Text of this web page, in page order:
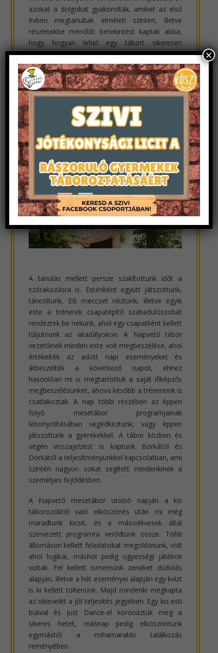
azokat a dolgokat gyakorolták, amiket az első
évben megtanultak elméleti szinten, illetve
részletekbe menőbb betekintést kaptak abba,
hogy hogyan lehet egy tábort sikeresen
megszervezni, kivitelezni. A gyakorlati feladatok
részeként fel kellett építeniük egy saját
programot, melyet pénteken meg is
valósítottak, valamint több programon is
hospitáltak, azaz megfigyelték a feladatokat, a
vezetők és a gyerekek közös munkáját, majd
erről értékelést készítettek, leírták saját
meglátásaikat és tanulságaikat.
A tanulás mellett persze szakítottunk időt a
szórakozásra is. Esténként együtt játszottunk,
táncoltunk, EB meccset néztünk, illetve egyik
este a trénerek csapatépítő szabadulószobát
rendeztek be nekünk, ahol egy csapatként kellett
túljutnunk az akadályokon. A Napvető tábor
vezetőinek minden este volt megbeszélése, ahol
értékelték az adott napi eseményeket és
átbeszélték a következő napot, ehhez
hasonlóan mi is megtartottuk a saját ifiképzős
megbeszélésünket, ahova később a trénereink is
csatlakoztak. A nap többi részében az éppen
folyó mesetábor programjainak
lebonyolításában segédkeztünk, vagy éppen
játszottunk a gyerekekkel. A tábor közben és
végén visszajelzést is kaptunk Borkától és
Dorkától a teljesítményünkkel kapcsolatban, ami
szintén nagyon sokat segített mindenkinek a
személyes fejlődésben.
A Napvető mesetábor utolsó napján a kis
táborozóktól való elköszönés után mi még
maradtunk kicsit, és a másodévesek által
szervezett programra verődtünk össze. Több
állomáson kellett feladatokat megoldanunk, volt
ahol logikai, máshol pedig ügyességi játékok
voltak. Fel kellett ismernünk zenéket dúdolás
alapján, illetve a hét eseményei alapján egy kvízt
is ki kellett töltenünk. Majd mindenki megkapta
az oklevelét a jól teljesítés jegyében. Egy kis esti
bulival és Just Dance-el koronáztuk meg a
sikeres hetet, másnap pedig elköszöntünk
egymástól a mihamarabbi találkozás
reményében.
×